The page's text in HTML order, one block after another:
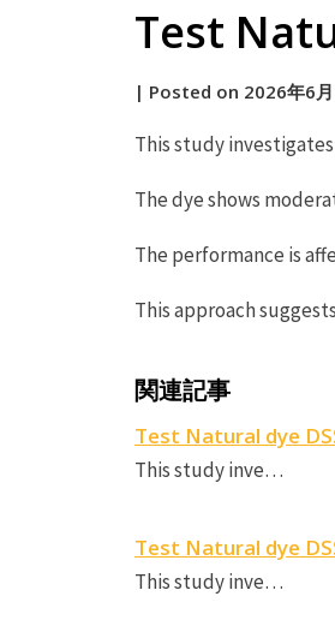
Test
by
| Posted on 2026年6
This study
The dye shows
The performance is
This approach
関連記事
Test Natural dye
This study inve…
Test Natural dye
This study inve…